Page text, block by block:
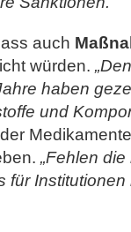
auch
würden.
haben
und
„Fehlen
Institutionen